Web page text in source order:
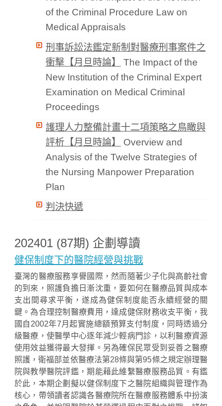
of the Criminal Procedure Law on
Medical Appraisals
刑事訴訟法鑑定新制對醫療刑事案件之
衝擊【月旦時論】
The Impact of the
New Institution of the Criminal Expert
Examination on Medical Criminal
Proceedings
護理人力整備計畫十二項策略之鳥瞰與
評析【月旦時論】
Overview and
Analysis of the Twelve Strategies of
the Nursing Manpower Preparation
Plan
判決快遞
202401 (87期) 企劃導讀
健保制度下的醫院經營與挑戰
臺灣的醫療服務享譽國際，然而隨著少子化與高齡社會
的到來，照護負擔日漸沈重，要如何在醫療品質與成本
支出間尋求平衡，遂成為健保制度能否永續經營的關
鍵。為合理控制醫療費用，達成健保財務收支平衡，我
國自2002年7月起實施總額預算支付制度，同時透過分
級醫療，使醫學中心逐年減少輕病門診，以利醫療資源
使用效益獲得最大發揮。另為確保民眾受到妥善之醫療
照護，衛福部並依醫療法第28條與第95條之規定辦理醫
院與教學醫院評鑑，期能藉此維繫醫療服務品質。有鑑
於此，本期企劃擬以健保制度下之醫院組織與管理作為
核心，帶領讀者認識各醫療院所在醫療服務體系中扮演